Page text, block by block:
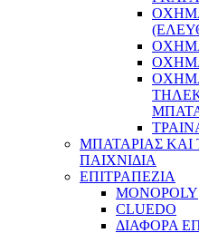
ΜΠΑΤΑΡΙΑΣ
ΠΑΙΧΝΙΔΙΑ
ΕΠΙΤΡΑΠΕΖΙΑ
MONOPOLY
CLUEDO
ΔΙΑΦΟΡΑ